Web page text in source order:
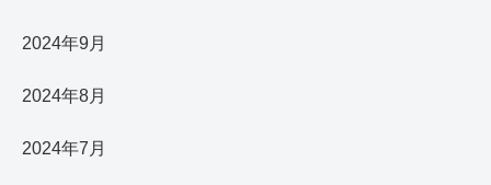
2024年9月
2024年8月
2024年7月